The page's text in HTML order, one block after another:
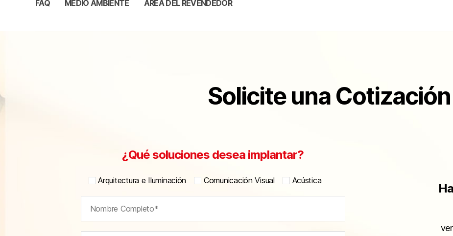
FAQ MEDIO AMBIENTE ÁREA DEL REVENDEDOR
Solicite una Cotización
¿Qué soluciones desea implantar?
Arquitectura e Iluminación Comunicación Visual Acústica